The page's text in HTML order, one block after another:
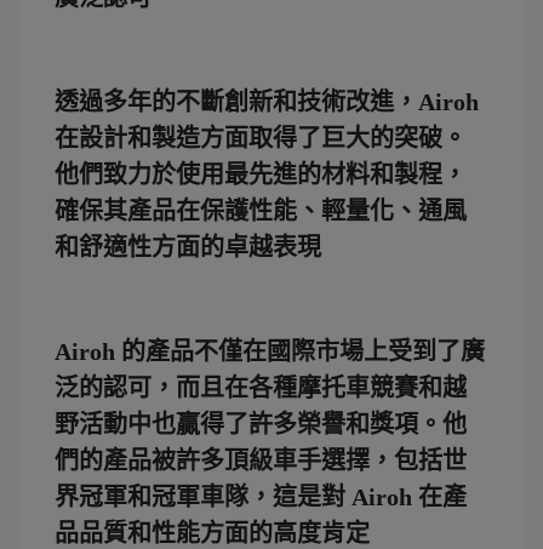
透過多年的不斷創新和技術改進，Airoh
在設計和製造方面取得了巨大的突破。
他們致力於使用最先進的材料和製程，
確保其產品在保護性能、輕量化、通風
和舒適性方面的卓越表現
Airoh 的產品不僅在國際市場上受到了廣
泛的認可，而且在各種摩托車競賽和越
野活動中也贏得了許多榮譽和獎項。他
們的產品被許多頂級車手選擇，包括世
界冠軍和冠軍車隊，這是對 Airoh 在產
品品質和性能方面的高度肯定